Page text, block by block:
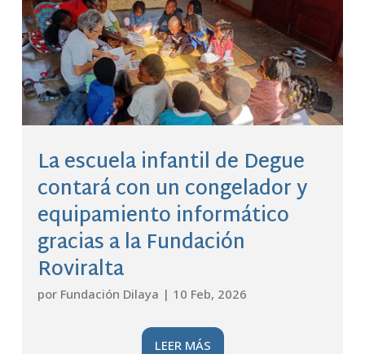
La escuela infantil de Degue
contará con un congelador y
equipamiento informático
gracias a la Fundación
Roviralta
por Fundación Dilaya | 10 Feb, 2026
LEER MÁS